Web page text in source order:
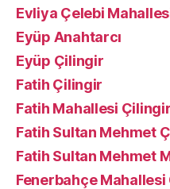
Evliya Çelebi
Eyüp Anahtarcı
Eyüp Çilingir
Fatih Çilingir
Fatih Mahallesi Çilingir
Fatih Sultan Mehmet
Fatih Sultan Mehmet
Fenerbahçe